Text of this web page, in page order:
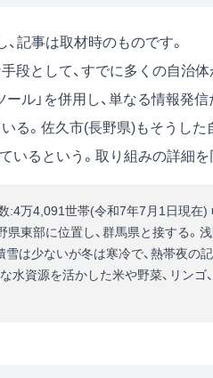
記事は取材時のものです。
として、すでに多くの自治体
ル」を併用し、単なる情報発
。佐久市(長野県)もそうした
いるという。取り組みの詳細を
:4万4,091世帯(令和7年7月1日現在)
東部に位置し、群馬県と接する。
雪は少ないが冬は寒冷で、熱帯夜の
水資源を活かした米や野菜、リンゴ